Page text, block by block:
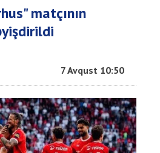
matçının
7 Avqust 10:50